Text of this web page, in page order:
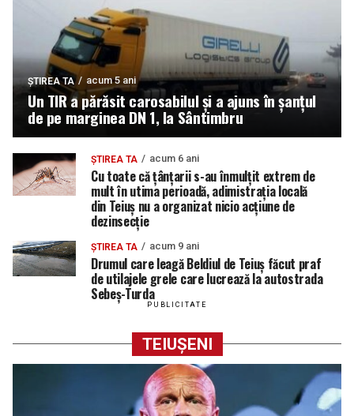
ȘTIREA TA acum 5 ani
Un TIR a părăsit carosabilul și a ajuns în șanțul
de pe marginea DN 1, la Sântimbru
ȘTIREA TA acum 6 ani
Cu toate că țânțarii s-au înmulțit extrem de
mult în utima perioadă, adimistrația locală
din Teiuș nu a organizat nicio acțiune de
dezinsecție
ȘTIREA TA acum 9 ani
Drumul care leagă Beldiul de Teiuș făcut praf
de utilajele grele care lucrează la autostrada
Sebeș-Turda
PUBLICITATE
TEIUȘENI